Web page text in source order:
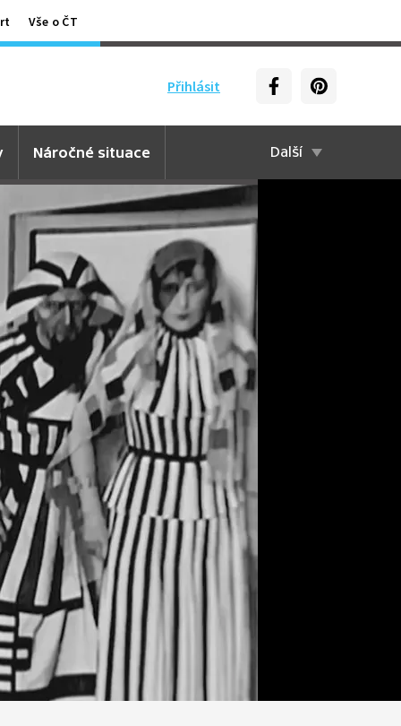
Vše o ČT
Přihlásit
Náročné situace Další